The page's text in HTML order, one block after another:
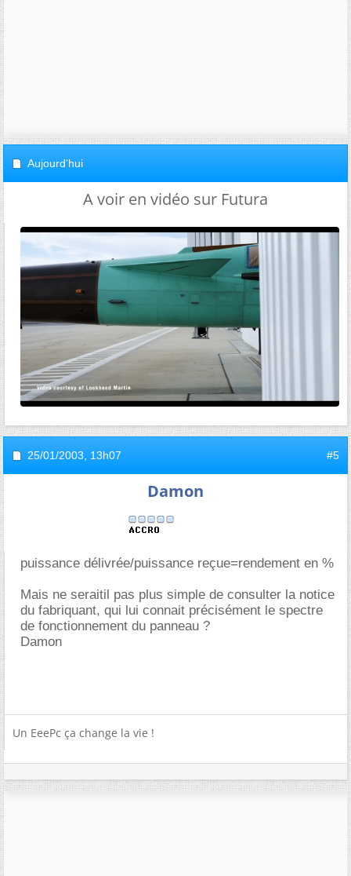
Aujourd'hui
A voir en vidéo sur Futura
25/01/2003, 13h07 #5
Damon
puissance délivrée/puissance reçue=rendement en %
Mais ne seraitil pas plus simple de consulter la notice
du fabriquant, qui lui connait précisément le spectre
de fonctionnement du panneau ?
Damon
Un EeePc ça change la vie !